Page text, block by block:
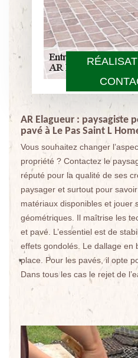
AR Elagueur : paysagiste
pavé à Le Pas Saint L
Vous souhaitez changer
propriété ? Contactez le
réputé pour la qualité de ses
paysager et surtout pour
matériaux disponibles et jouer
géométriques. Il maîtrise les
et pavé. L’essentiel est de
effets gondolés. Le dallage en
place. Pour les pavés, il opte
Dans tous les cas le rejet de